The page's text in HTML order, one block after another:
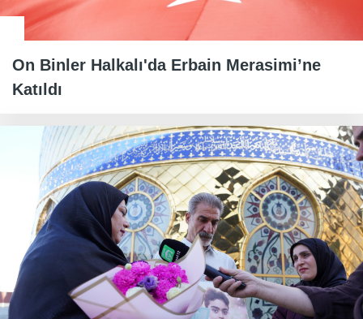
On Binler Halkalı'da Erbain Merasimi’ne
Katıldı